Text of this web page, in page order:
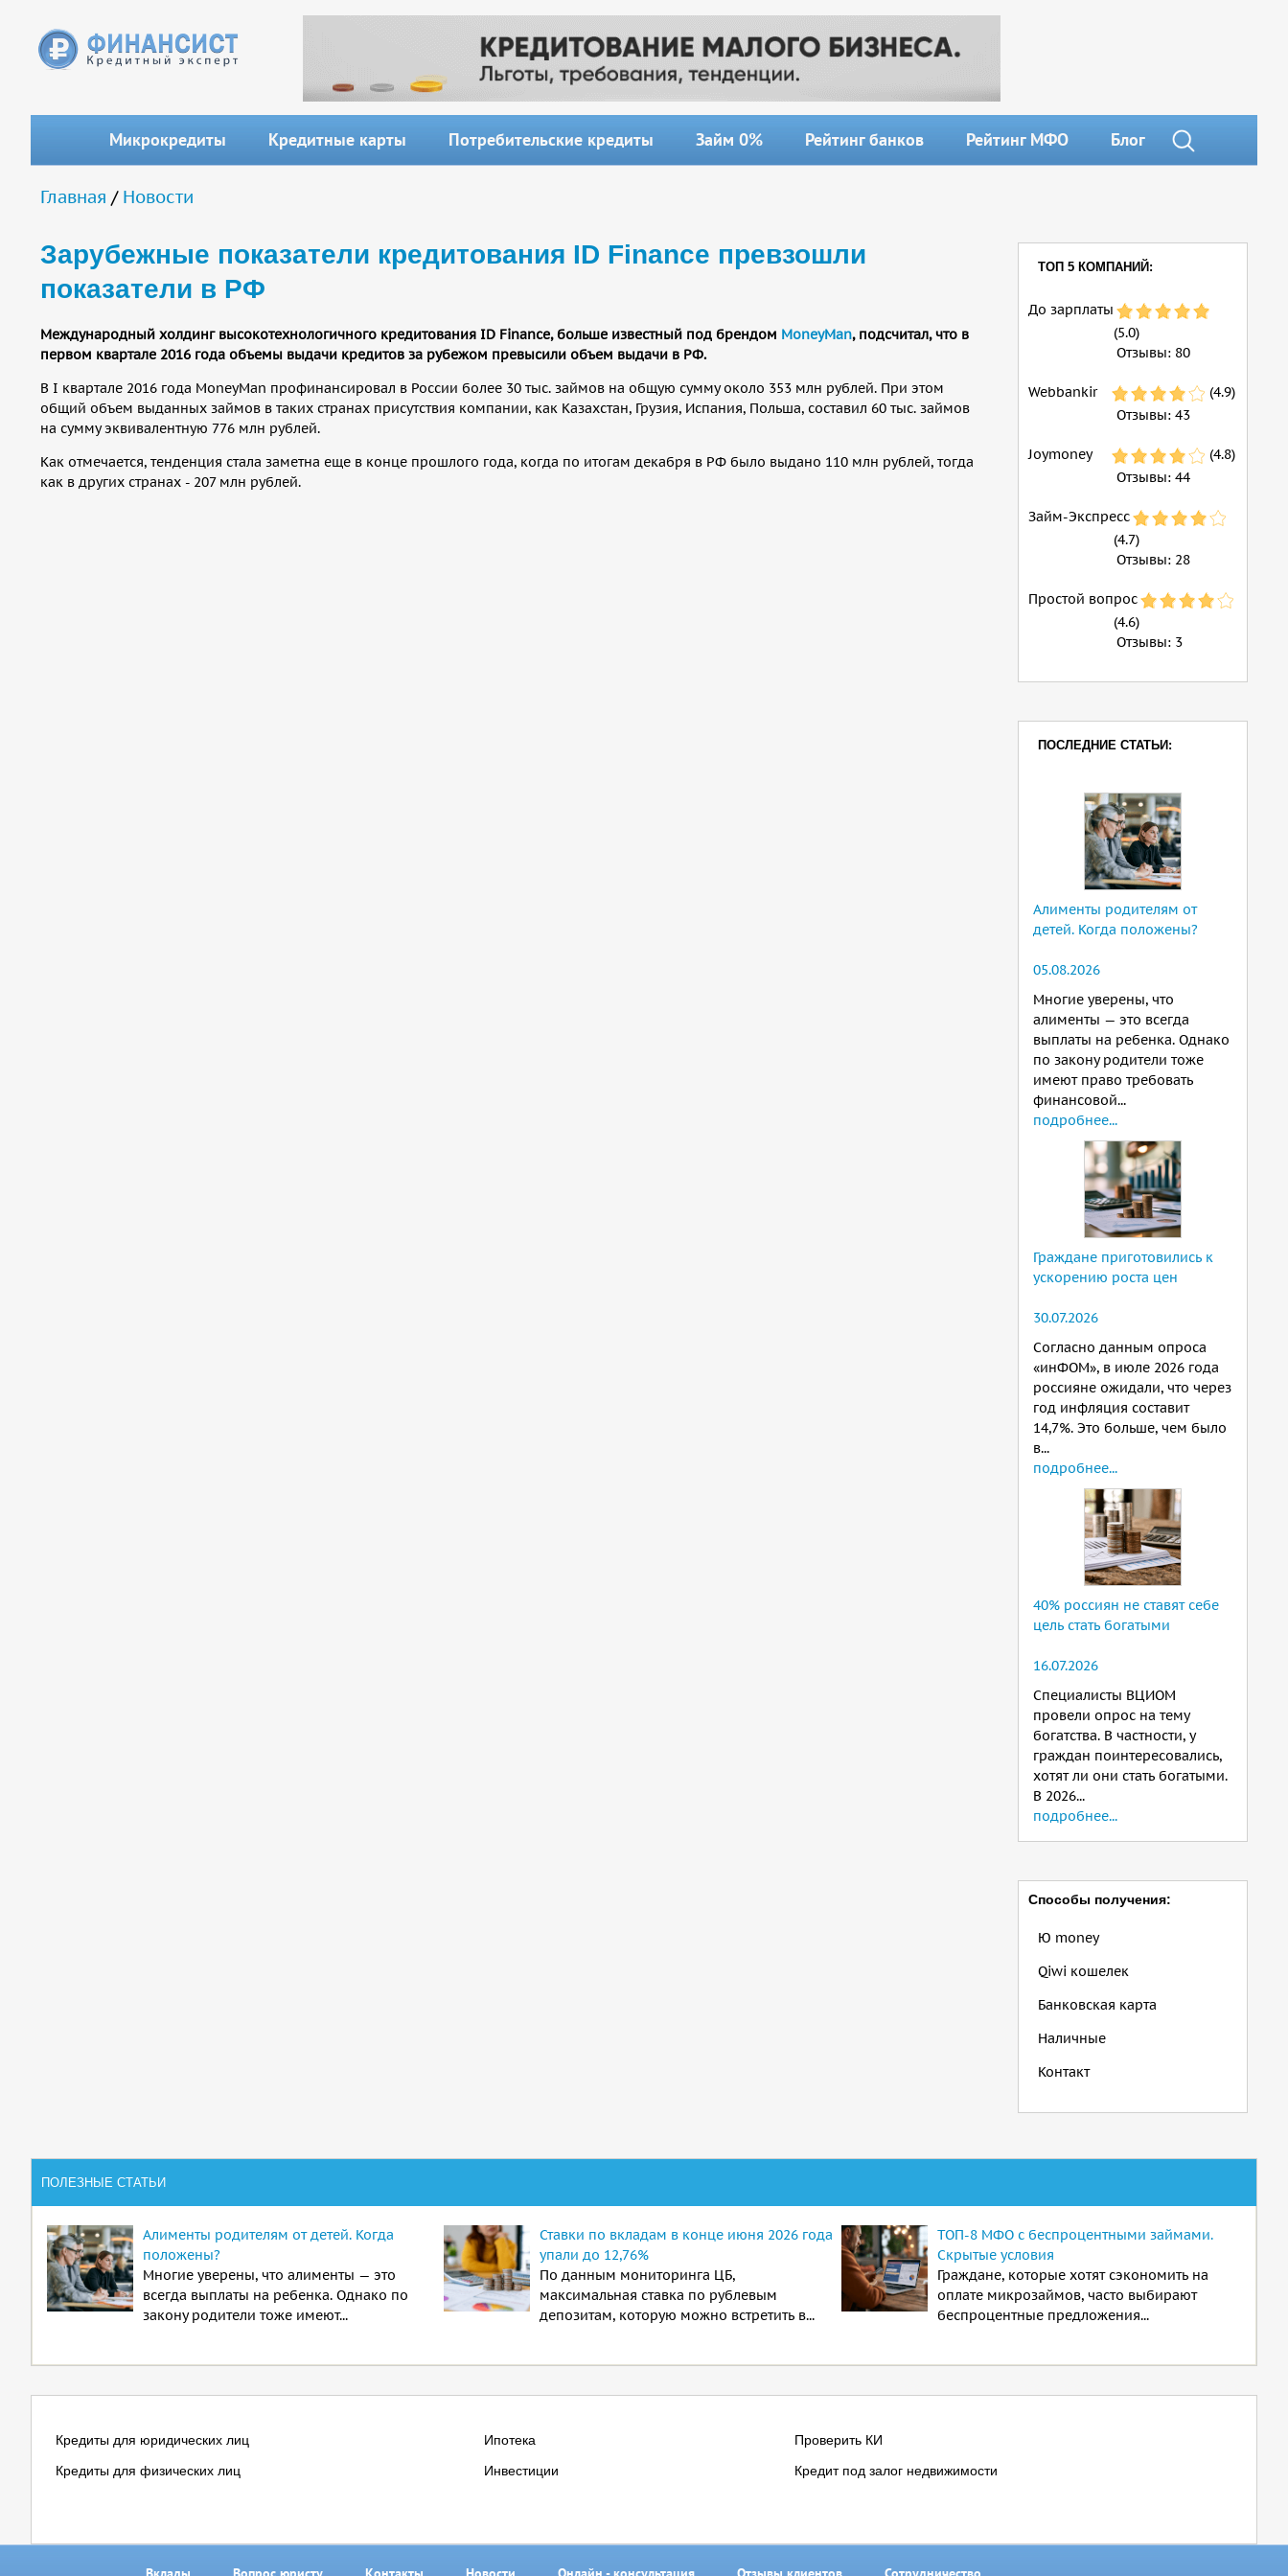
Микрокредиты Кредитные карты Потребительские кредиты Займ 0% Рейтинг банков Рейтинг МФО Блог
Вы здесь
Главная / Новости
Зарубежные показатели кредитования ID Finance превзошли
показатели в РФ
Международный холдинг высокотехнологичного кредитования ID Finance, больше известный под брендом MoneyMan, подсчитал, что в
первом квартале 2016 года объемы выдачи кредитов за рубежом превысили объем выдачи в РФ.
В I квартале 2016 года MoneyMan профинансировал в России более 30 тыс. займов на общую сумму около 353 млн рублей. При этом
общий объем выданных займов в таких странах присутствия компании, как Казахстан, Грузия, Испания, Польша, составил 60 тыс. займов
на сумму эквивалентную 776 млн рублей.
Как отмечается, тенденция стала заметна еще в конце прошлого года, когда по итогам декабря в РФ было выдано 110 млн рублей, тогда
как в других странах - 207 млн рублей.
ТОП 5 КОМПАНИЙ:
До зарплаты
(5.0)
Отзывы: 80
Webbankir
(4.9)
Отзывы: 43
Joymoney
(4.8)
Отзывы: 44
Займ-Экспресс
(4.7)
Отзывы: 28
Простой вопрос
(4.6)
Отзывы: 3
ПОСЛЕДНИЕ СТАТЬИ:
Алименты родителям от
детей. Когда положены?
05.08.2026
Многие уверены, что
алименты — это всегда
выплаты на ребенка. Однако
по закону родители тоже
имеют право требовать
финансовой...
подробнее...
Граждане приготовились к
ускорению роста цен
30.07.2026
Согласно данным опроса
«инФОМ», в июле 2026 года
россияне ожидали, что через
год инфляция составит
14,7%. Это больше, чем было
в...
подробнее...
40% россиян не ставят себе
цель стать богатыми
16.07.2026
Специалисты ВЦИОМ
провели опрос на тему
богатства. В частности, у
граждан поинтересовались,
хотят ли они стать богатыми.
В 2026...
подробнее...
Способы получения:
Ю money
Qiwi кошелек
Банковская карта
Наличные
Контакт
ПОЛЕЗНЫЕ СТАТЬИ
Алименты родителям от детей. Когда
положены?
Многие уверены, что алименты — это
всегда выплаты на ребенка. Однако по
закону родители тоже имеют...
Ставки по вкладам в конце июня 2026 года
упали до 12,76%
По данным мониторинга ЦБ,
максимальная ставка по рублевым
депозитам, которую можно встретить в...
ТОП-8 МФО с беспроцентными займами.
Скрытые условия
Граждане, которые хотят сэкономить на
оплате микрозаймов, часто выбирают
беспроцентные предложения...
Кредиты для юридических лиц
Кредиты для физических лиц
Ипотека
Инвестиции
Проверить КИ
Кредит под залог недвижимости